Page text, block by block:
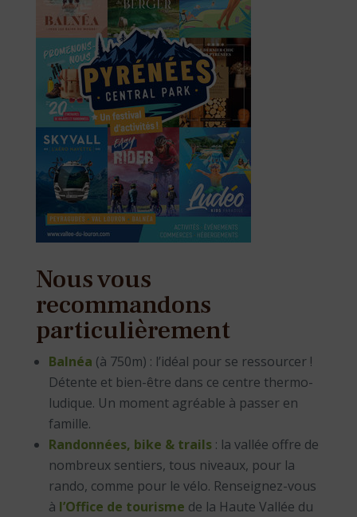
Nous vous
recommandons
particulièrement
Balnéa (à 750m) : l’idéal pour se ressourcer !
Détente et bien-être dans ce centre thermo-
ludique. Un moment agréable à passer en
famille.
Randonnées, bike & trails: la vallée offre de
nombreux sentiers, tous niveaux, pour la
rando, comme pour le vélo. Renseignez-vous
à l’Office de tourisme de la Haute Vallée du